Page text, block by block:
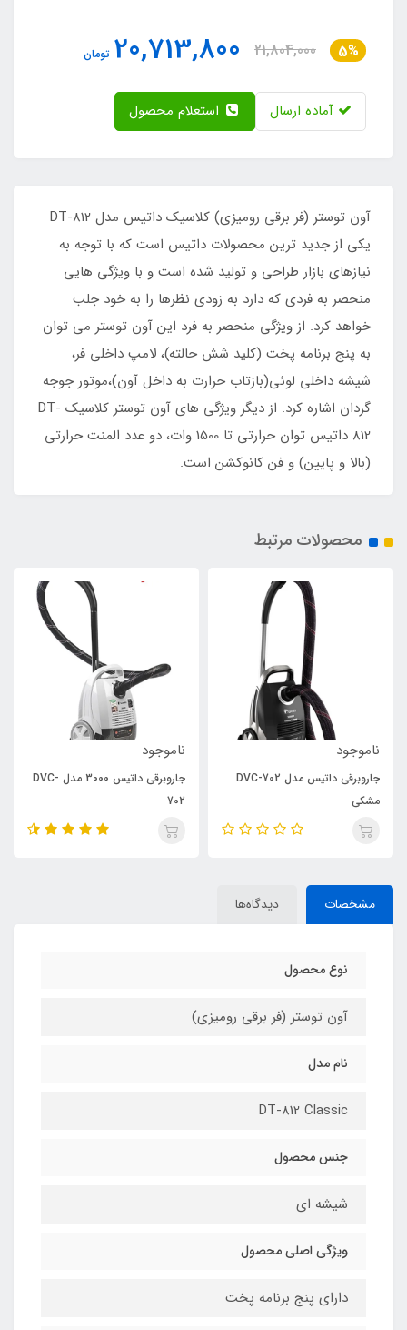
5%
21,804,000
20,713,800 تومان
آماده ارسال
آون توستر (فر برقی رومیزی) کلاسیک داتیس مدل DT-812
یکی از جدید ترین محصولات داتیس است که با توجه به
نیازهای بازار طراحی و تولید شده است و با ویژگی هایی
منحصر به فردی که دارد به زودی نظرها را به خود جلب
خواهد کرد. از ویژگی منحصر به فرد این آون توستر می توان
به پنج برنامه پخت (کلید شش حالته)، لامپ داخلی فر،
شیشه داخلی لوئی(بازتاب حرارت به داخل آون)،موتور جوجه
گردان اشاره کرد. از دیگر ویژگی های آون توستر کلاسیک DT-
812 داتیس توان حرارتی تا 1500 وات، دو عدد المنت حرارتی
(بالا و پایین) و فن کانوکشن است.
محصولات مرتبط
ناموجود
جاروبرقی داتیس مدل DVC-702
مشکی
ناموجود
جاروبرقی داتیس 3000 مدل DVC-
702
مشخصات دیدگاه‌ها
نوع محصول
آون توستر (فر برقی رومیزی)
نام مدل
DT-812 Classic
جنس محصول
شیشه ای
ویژگی اصلی محصول
دارای پنج برنامه پخت